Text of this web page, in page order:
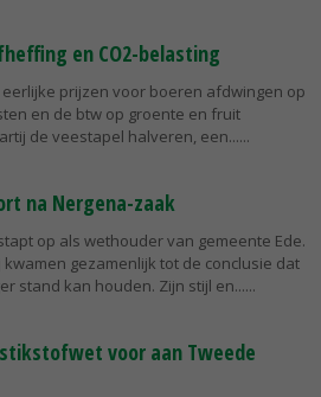
en CO2-belasting
eerlijke prijzen voor boeren afdwingen op
en de btw op groente en fruit
de veestapel halveren, een...
na Nergena-zaak
op als wethouder van gemeente Ede.
gezamenlijk tot de conclusie dat
stand kan houden. Zijn stijl en...
voor aan Tweede